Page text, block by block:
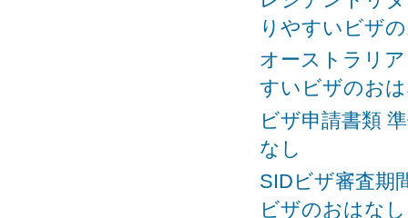
りやすいビザ
オーストラリ
すいビザのお
ビザ申請書類
なし
SIDビザ審査期
ビザのおはなし